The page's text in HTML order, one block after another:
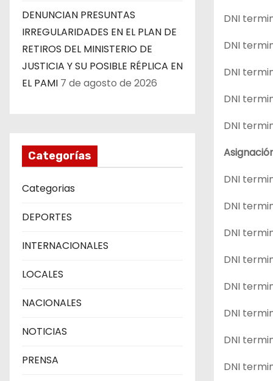
DENUNCIAN PRESUNTAS
IRREGULARIDADES EN EL PLAN DE
RETIROS DEL MINISTERIO DE
JUSTICIA Y SU POSIBLE RÉPLICA EN
EL PAMI 7 de agosto de 2026
Categorías
Categorias
DEPORTES
INTERNACIONALES
LOCALES
NACIONALES
NOTICIAS
PRENSA
DNI
DNI
DNI
DNI
DNI
DNI
DNI
DNI
DNI
DNI
DNI
DNI
DNI